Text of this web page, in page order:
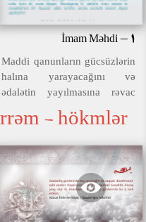
İmam Məhdi - 1
Maddi qanunların gücsüzlərin
halına yarayacağını və
ədalətin yayılmasına rəvac
verəcəyini fərz etsək belə, heç
bir icra zəmanəti yoxdur,
meyarlar əsasında təyin
edildiyi bir atmosferdə – bir
çox mənafe və maddi
imkanların əldən çıxmasını
tələb edən – ədalət